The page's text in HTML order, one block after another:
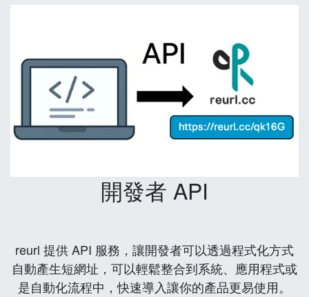
開發者 API
reurl 提供 API 服務，讓開發者可以透過程式化方式
自動產生短網址，可以輕鬆整合到系統、應用程式或
是自動化流程中，快速導入讓你的產品更易使用。